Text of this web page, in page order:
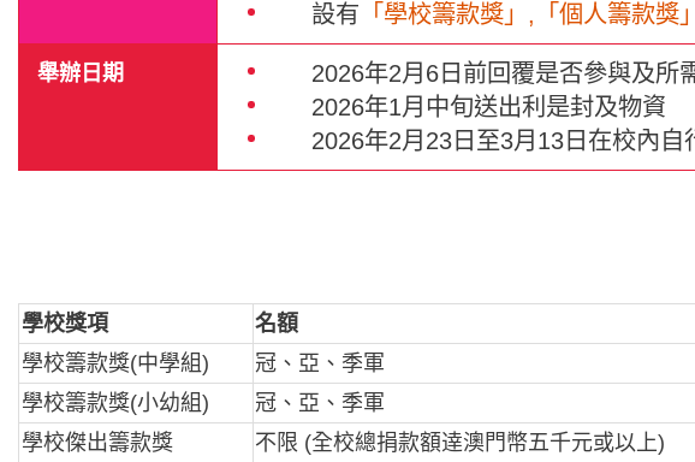
設有 「學校籌款獎」 , 「個人籌款獎」
舉辦日期
2026年2月6日前回覆是否參與及所
2026年1月 中旬送出利是封及物資
2026年2月23日至3月13日在校內
學校獎項 名額
學校籌款獎(中學組)
冠、亞、季軍
學校籌款獎(小幼組)
冠、亞、季軍
學校傑出籌款獎
不限 (全校總捐款額逹澳門幣五千元或以上)